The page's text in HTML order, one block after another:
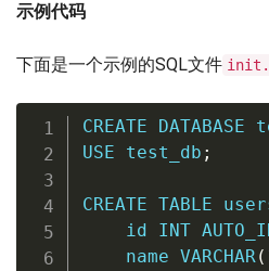
示例代码
下面是一个示例的SQL文件
CREATE DATABASE
USE test_db ;
CREATE TABLE
    id
INT
    name
VARCHAR(